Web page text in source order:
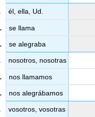
él, ella, Ud.
se llama
se alegraba
nosotros, nosotras
nos llamamos
nos alegrábamos
vosotros, vosotras